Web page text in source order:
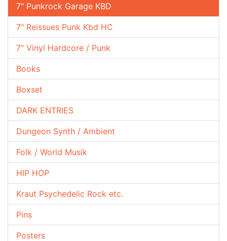
7" Punkrock Garage KBD
7" Reissues Punk Kbd HC
7" Vinyl Hardcore / Punk
Books
Boxset
DARK ENTRIES
Dungeon Synth / Ambient
Folk / World Musik
HIP HOP
Kraut Psychedelic Rock etc.
Pins
Posters